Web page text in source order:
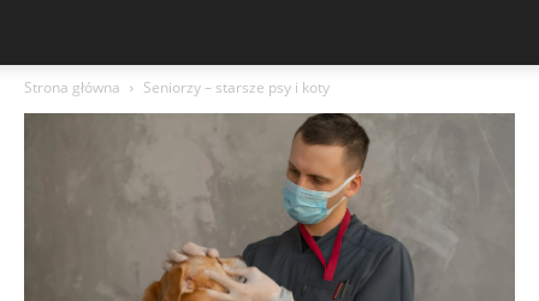
Strona główna Seniorzy – starsze psy i koty